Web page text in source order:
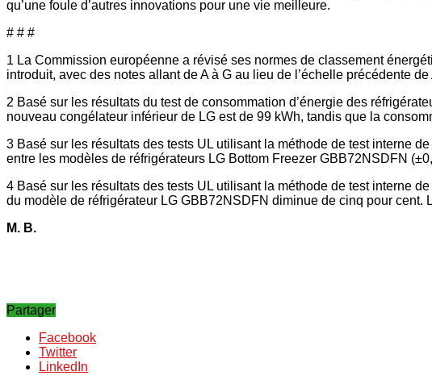
qu’une foule d’autres innovations pour une vie meilleure.
# # #
1 La Commission européenne a révisé ses normes de classement
introduit, avec des notes allant de A à G au lieu de l’échelle précédente
2 Basé sur les résultats du test de consommation d’énergie des
nouveau congélateur inférieur de LG est de 99 kWh, tandis que la
3 Basé sur les résultats des tests UL utilisant la méthode de test interne
entre les modèles de réfrigérateurs LG Bottom Freezer GBB72NSDFN
4 Basé sur les résultats des tests UL utilisant la méthode de test interne
du modèle de réfrigérateur LG GBB72NSDFN diminue de cinq pour cent.
M. B.
Partager
Facebook
Twitter
LinkedIn